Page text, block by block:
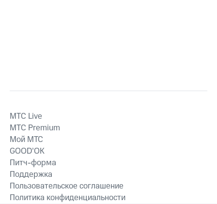
MTС Live
MTС Premium
Мой МТС
GOOD’OK
Питч-форма
Поддержка
Пользовательское соглашение
Политика конфиденциальности